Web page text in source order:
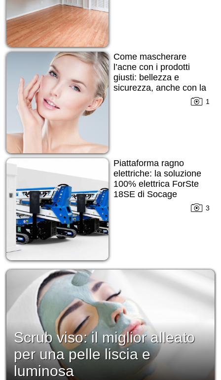
Come mascherare
l’acne con i prodotti
giusti: bellezza e
sicurezza, anche con la
1
Piattaforma ragno
elettriche: la soluzione
100% elettrica ForSte
18SE di Socage
3
Scrub viso: il miglior alleato
per una pelle liscia e
luminosa